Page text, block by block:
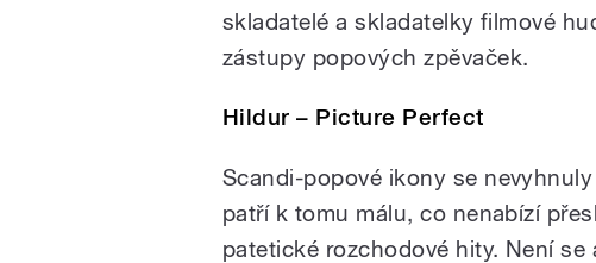
skladatelé a skladatelky filmové
zástupy popových zpěvaček.
Hildur – Picture Perfect
Scandi-popové ikony se
patří k tomu málu, co nenabízí
patetické rozchodové hity. Není